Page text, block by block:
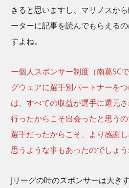
きると思いますし、マリノスか
ーターに記事を読んでもらえる
すよね。
ー個人スポンサー制度（南葛SC
グウェアに選手別パートナーを
は、すべての収益が選手に還元
行ったからこそ出会ったと思う
選手だったからこそ、より感謝
思うような事もあったのでしょう
Jリーグの時のスポンサーは大き